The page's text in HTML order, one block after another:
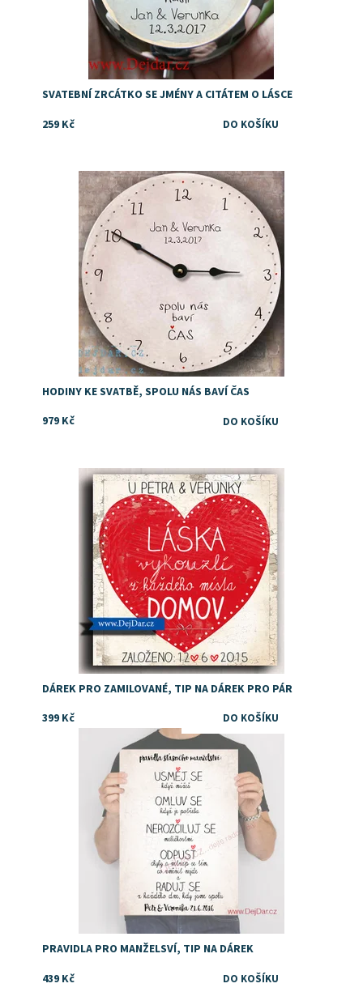
SVATEBNÍ ZRCÁTKO SE JMÉNY A CITÁTEM O LÁSCE
259 Kč
Dostupnost: Skladem
HODINY KE SVATBĚ, SPOLU NÁS BAVÍ ČAS
979 Kč
Dostupnost: Skladem
DÁREK PRO ZAMILOVANÉ, TIP NA DÁREK PRO PÁR
399 Kč
Dostupnost:
Skladem
DejDar
PRAVIDLA PRO MANŽELSVÍ, TIP NA DÁREK
439 Kč